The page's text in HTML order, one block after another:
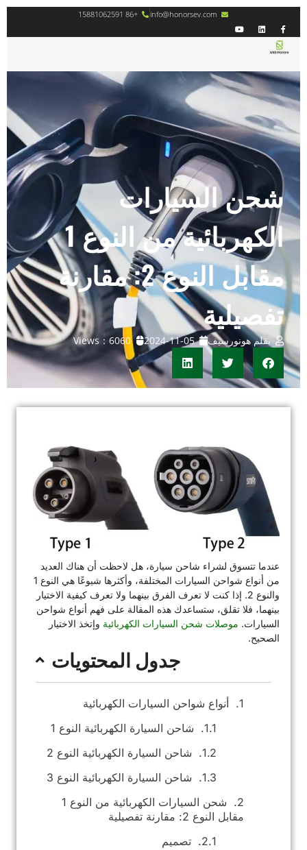
info@honorsev.com
+86 15881062591
شحن السيارات
الكهربائية من النوع 1
مقابل النوع 2: مقارنة
تفصيلية
بقلم هونورسيف 2024-11-05
Views：6060
عندما تتسوق لشراء شاحن سيارة، هل لاحظت أن هناك العديد
من أنواع شواحن السيارات المختلفة، وأكثرها شيوعًا هي النوع 1
والنوع 2. إذا كنت لا تعرف الفرق بينهما ولا تعرف كيفية الاختيار
بينهما، فلا تقلق، ستساعدك هذه المقالة على فهم أنواع شواحن
السيارات. موصلات شحن السيارات الكهربائية وإتخذ الاختيار
الصحيح.
جدول المحتويات
أنواع شواحن السيارات الكهربائية
شاحن السيارة الكهربائية النوع 1
شاحن السيارة الكهربائية النوع 2
شاحن السيارة الكهربائية النوع 3
شحن السيارات الكهربائية من النوع 1
مقابل النوع 2: مقارنة تفصيلية
تصميم